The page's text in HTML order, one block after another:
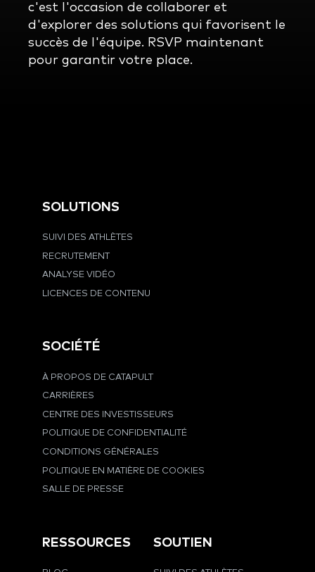
c'est l'occasion de collaborer et
d'explorer des solutions qui favorisent le
succès de l'équipe. RSVP maintenant
pour garantir votre place.
SOLUTIONS
SUIVI DES ATHLÈTES
RECRUTEMENT
ANALYSE VIDÉO
LICENCES DE CONTENU
SOCIÉTÉ
À PROPOS DE CATAPULT
CARRIÈRES
CENTRE DES INVESTISSEURS
POLITIQUE DE CONFIDENTIALITÉ
CONDITIONS GÉNÉRALES
POLITIQUE EN MATIÈRE DE COOKIES
SALLE DE PRESSE
RESSOURCES SOUTIEN